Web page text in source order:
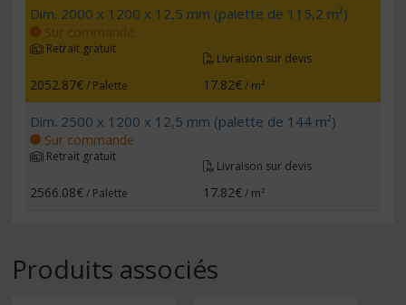
Dim. 2000 x 1200 x 12,5 mm (palette de 115,2 m²)
Retrait gratuit
Livraison sur devis
2052.87€/ Palette 17.82€/ m²
Dim. 2500 x 1200 x 12,5 mm (palette de 144 m²)
Sur commande
Retrait gratuit
Livraison sur devis
2566.08€/ Palette 17.82€/ m²
Produits associés